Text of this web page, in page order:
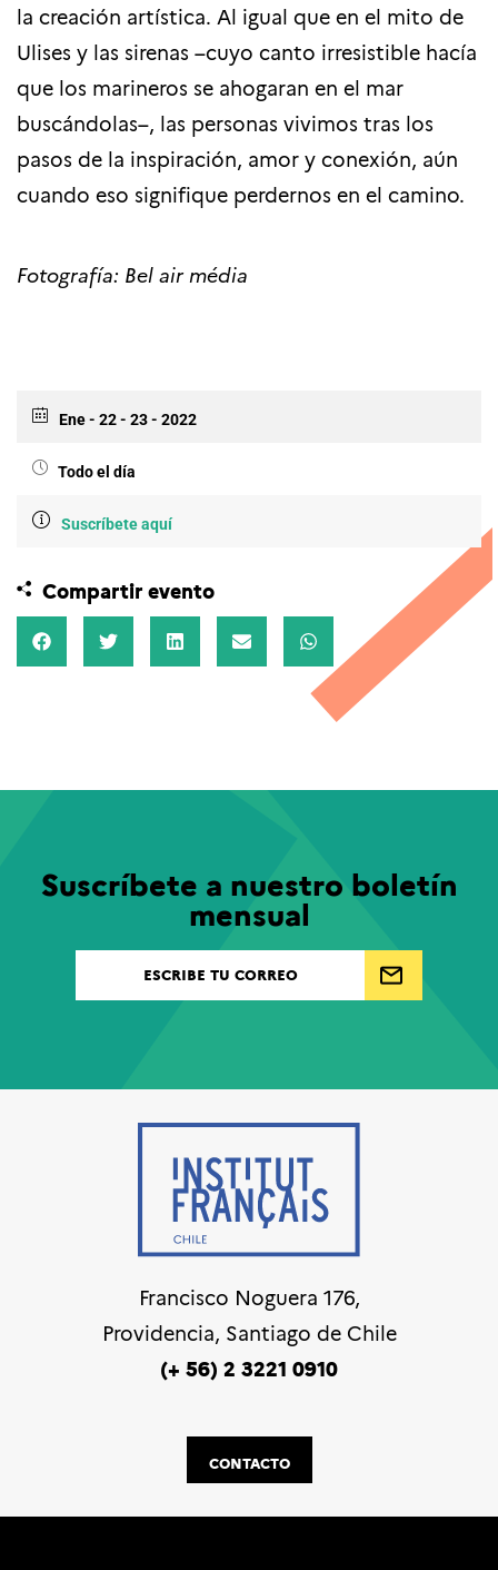
la creación artística. Al igual que en el mito de
Ulises y las sirenas –cuyo canto irresistible hacía
que los marineros se ahogaran en el mar
buscándolas–, las personas vivimos tras los
pasos de la inspiración, amor y conexión, aún
cuando eso signifique perdernos en el camino.
Fotografía: Bel air média
Ene - 22 - 23 - 2022
Todo el día
Suscríbete aquí
Compartir evento
Suscríbete a nuestro boletín
mensual
Francisco Noguera 176,
Providencia, Santiago de Chile
(+ 56) 2 3221 0910
CONTACTO